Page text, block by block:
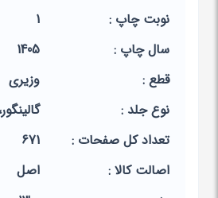
نوبت چاپ :
1
سال چاپ :
1405
قطع :
وزیری
نوع جلد :
تعداد کل صفحات :
671
اصالت کالا :
اصل